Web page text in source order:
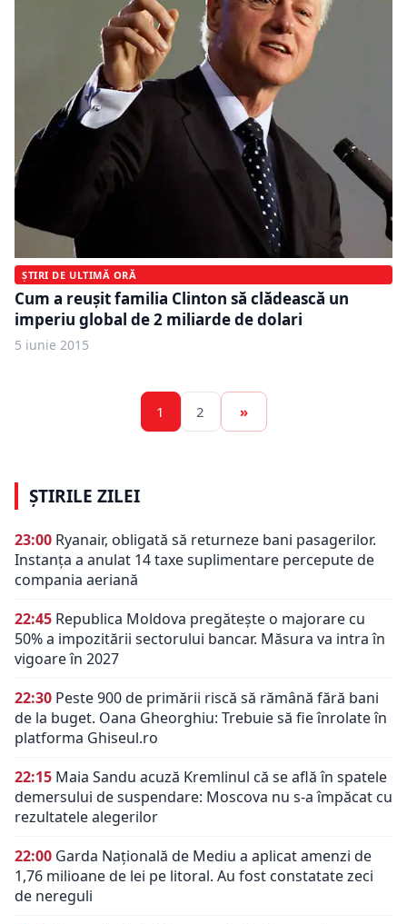
ȘTIRI DE ULTIMĂ ORĂ
Cum a reuşit familia Clinton să clădească un
imperiu global de 2 miliarde de dolari
5 iunie 2015
1 2 »
ȘTIRILE ZILEI
23:00 Ryanair, obligată să returneze bani pasagerilor.
Instanța a anulat 14 taxe suplimentare percepute de
compania aeriană
22:45 Republica Moldova pregătește o majorare cu
50% a impozitării sectorului bancar. Măsura va intra în
vigoare în 2027
22:30 Peste 900 de primării riscă să rămână fără bani
de la buget. Oana Gheorghiu: Trebuie să fie înrolate în
platforma Ghiseul.ro
22:15 Maia Sandu acuză Kremlinul că se află în spatele
demersului de suspendare: Moscova nu s-a împăcat cu
rezultatele alegerilor
22:00 Garda Națională de Mediu a aplicat amenzi de
1,76 milioane de lei pe litoral. Au fost constatate zeci
de nereguli